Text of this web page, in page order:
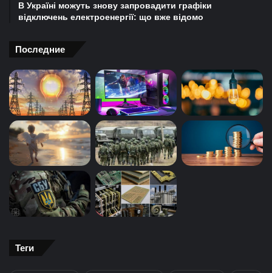
В Україні можуть знову запровадити графіки
відключень електроенергії: що вже відомо
Последние
Теги